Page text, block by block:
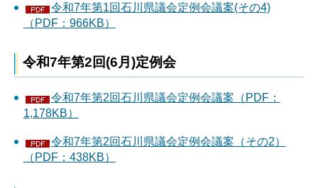
令和7年第1回石川県議会定例会議案(その4)
（PDF：966KB）
令和7年第2回(6月)定例会
令和7年第2回石川県議会定例会議案（PDF：
1,178KB）
令和7年第2回石川県議会定例会議案（その2）
（PDF：438KB）